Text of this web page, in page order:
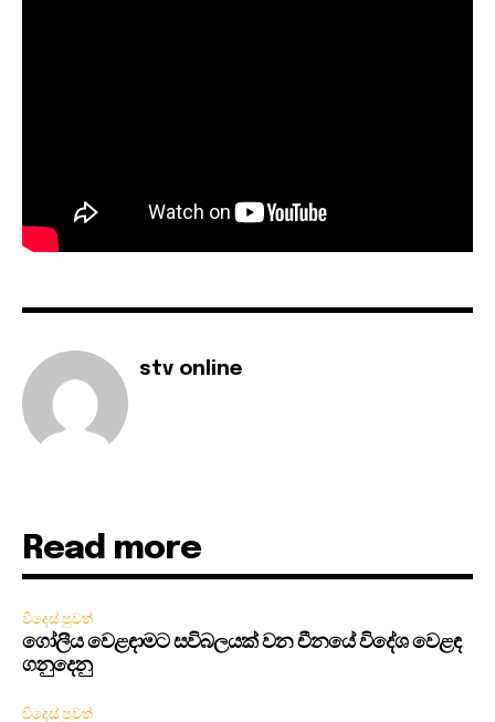
stv online
Read more
විදෙස් පුවත්
ගෝලීය වෙළඳාමට සවිබලයක් වන චීනයේ විදේශ වෙළඳ
ගනුදෙනු
විදෙස් පුවත්